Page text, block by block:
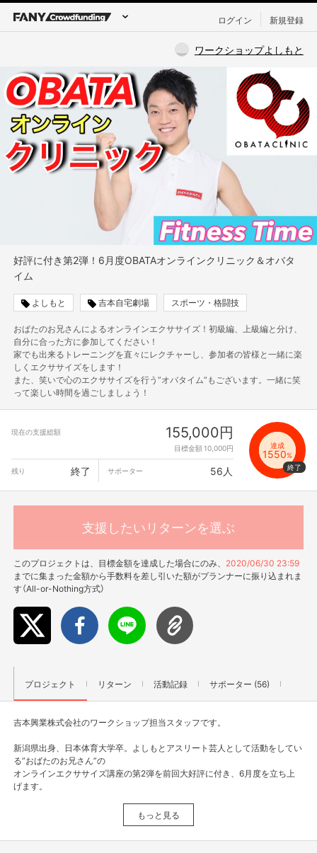
ログイン 新規登録
ワークショップよしもと
好評に付き第2弾！6月度OBATAオンラインクリニック＆オバタ
イム
よしもと 吉本自宅劇場 スポーツ・格闘技
おばたのお兄さんによるオンラインエクササイズ！初級編、上級編と分け、
自分に合った方に参加してください！
家でも出来るトレーニングを直々にレクチャーし、参加者の皆様と一緒に楽
しくエクササイズをします！
また、笑いで心のエクササイズを行う”オバタイム”もございます。一緒に笑
って楽しい時間を過ごしましょう！
現在の支援総額 155,000円
目標金額 10,000円 達成
1550%
残り
終了 サポーター 56人
支援したいリターンを選ぶ
このプロジェクトは、目標金額を達成した場合にのみ、 2020/06/30 23:59
までに集まった金額から手数料を差し引いた額がプランナーに振り込まれま
す（All-or-Nothing方式）
プロジェクト リターン 活動記録 サポーター (56)
吉本興業株式会社のワークショップ担当スタッフです。
新潟県出身、日本体育大学卒。よしもとアスリート芸人として活動をしてい
る”おばたのお兄さん”の
オンラインエクササイズ講座の第2弾を前回大好評に付き、6月度を立ち上
げます。
オンラインエクササイズ講座は、初級編と上級編の2種類をご用意しており
もっと見る